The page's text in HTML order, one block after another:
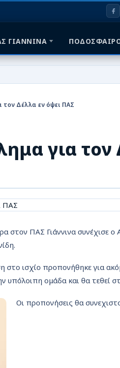
ΓΙΑΝΝΙΝΑ
Δέλλα εν όψει ΠΑΣ
για τον
στον ΠΑΣ Γιάννινα συνέχισε
στο ισχίο προπονήθηκε για
ομάδα και θα τεθεί
Οι προπονήσεις θα